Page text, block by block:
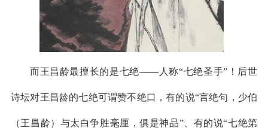
而王昌龄最擅长的是七绝——人称“七绝圣手”！后世
诗坛对王昌龄的七绝可谓赞不绝口，有的说“言绝句，少伯
（王昌龄）与太白争胜毫厘，俱是神品”、有的说“七绝第